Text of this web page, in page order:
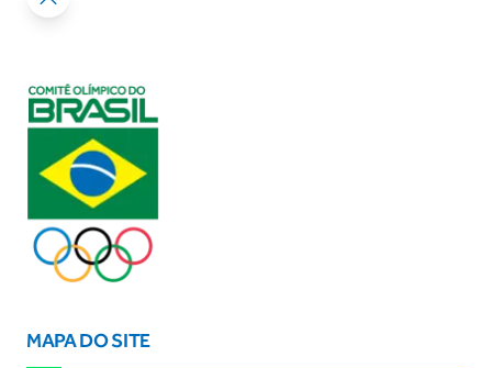
MAPA DO SITE